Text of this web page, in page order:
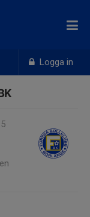
Logga in